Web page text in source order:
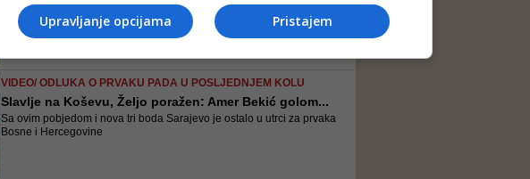
VIDEO/ ODLUKA O PRVAKU PADA U POSLJEDNJEM KOLU
Slavlje na Koševu, Željo poražen: Amer Bekić golom...
Sa ovim pobjedom i nova tri boda Sarajevo je ostalo u utrci za prvaka
Bosne i Hercegovine
Pristajem
Upravljanje opcijama